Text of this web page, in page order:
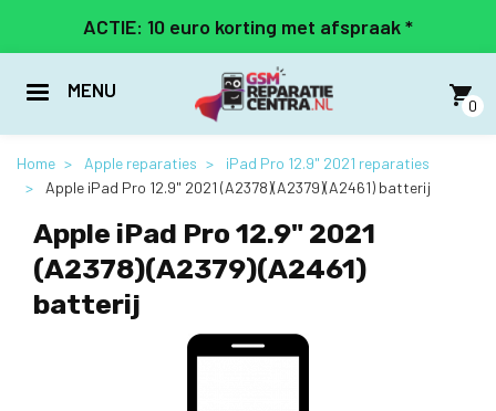
naar
inhoud
ACTIE: 10 euro korting met afspraak *
MENU
0
Home Apple reparaties
iPad Pro 12.9" 2021 reparaties
Apple iPad Pro 12.9" 2021 (A2378)(A2379)(A2461) batterij
Apple iPad Pro 12.9" 2021
(A2378)(A2379)(A2461)
batterij